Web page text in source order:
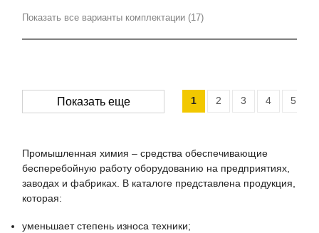
Показать все варианты комплектации (17)
Показать еще 1 2 3 4 5
Промышленная химия – средства обеспечивающие
бесперебойную работу оборудованию на предприятиях,
заводах и фабриках. В каталоге представлена продукция,
которая:
уменьшает степень износа техники;